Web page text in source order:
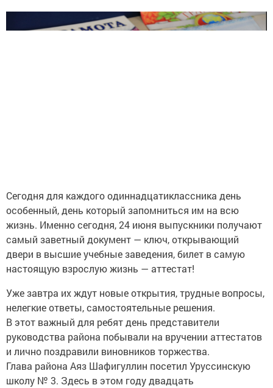
Сегодня для каждого одиннадцатиклассника день
особенный, день который запомниться им на всю
жизнь. Именно сегодня, 24 июня выпускники получают
самый заветный документ — ключ, открывающий
двери в высшие учебные заведения, билет в самую
настоящую взрослую жизнь — аттестат!
Уже завтра их ждут новые открытия, трудные вопросы,
нелегкие ответы, самостоятельные решения.
В этот важный для ребят день представители
руководства района побывали на вручении аттестатов
и лично поздравили виновников торжества.
Глава района Аяз Шафигуллин посетил Уруссинскую
школу № 3. Здесь в этом году двадцать